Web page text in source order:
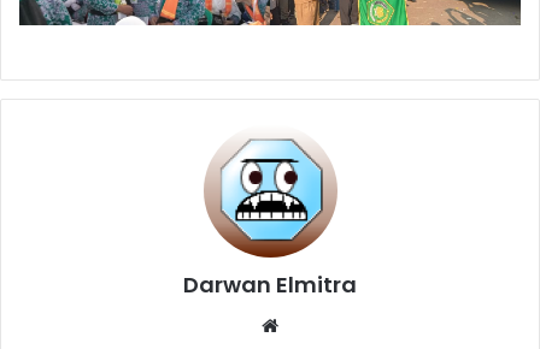
Darwan Elmitra
Website